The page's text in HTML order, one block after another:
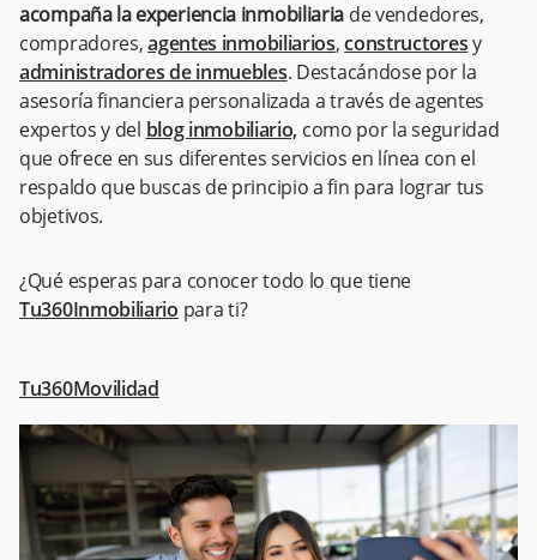
acompaña la experiencia inmobiliaria de vendedores,
compradores,agentes inmobiliarios,constructoresy
administradores de inmuebles. Destacándose por la
asesoría financiera personalizada a través de agentes
expertos y del blog inmobiliario, como por la seguridad
que ofrece en sus diferentes servicios en línea con el
respaldo que buscas de principio a fin para lograr tus
objetivos.
¿Qué esperas para conocer todo lo que tiene
Tu360Inmobiliario para ti?
Tu360Movilidad